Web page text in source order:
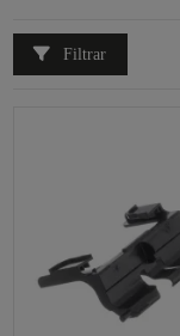
Filtrar